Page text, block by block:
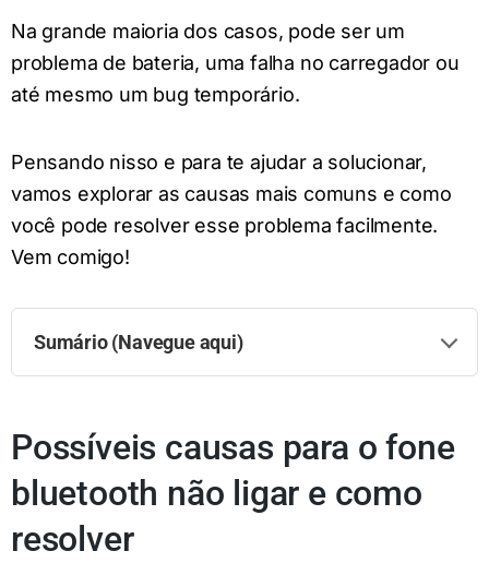
Na grande maioria dos casos, pode ser um
problema de bateria, uma falha no carregador ou
até mesmo um bug temporário.
Pensando nisso e para te ajudar a solucionar,
vamos explorar as causas mais comuns e como
você pode resolver esse problema facilmente.
Vem comigo!
Sumário (Navegue aqui)
Possíveis causas para o fone
bluetooth não ligar e como
resolver